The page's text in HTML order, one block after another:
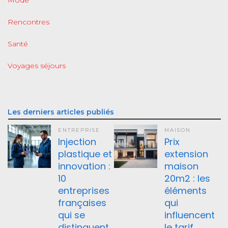
Rencontres
Santé
Voyages séjours
Les derniers articles publiés
ENTREPRISE
Injection
plastique et
innovation :
10
entreprises
françaises
qui se
MAISON
Prix
extension
maison
20m2 : les
éléments
qui
influencent